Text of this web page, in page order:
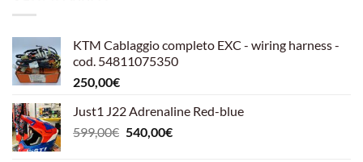
KTM Cablaggio completo EXC - wiring harness -
cod. 54811075350
250,00€
Just1 J22 Adrenaline Red-blue
599,00€ Il
540,00€Il